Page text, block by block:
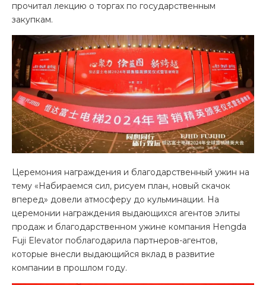
прочитал лекцию о торгах по государственным
закупкам.
Церемония награждения и благодарственный ужин на
тему «Набираемся сил, рисуем план, новый скачок
вперед» довели атмосферу до кульминации. На
церемонии награждения выдающихся агентов элиты
продаж и благодарственном ужине компания Hengda
Fuji Elevator поблагодарила партнеров-агентов,
которые внесли выдающийся вклад в развитие
компании в прошлом году.